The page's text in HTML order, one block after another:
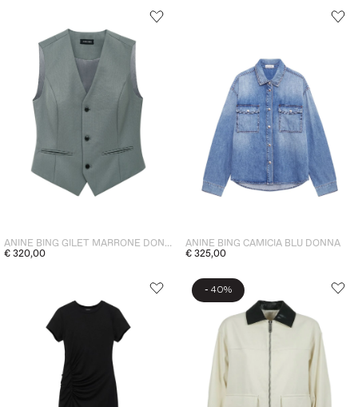
ANINE BING GILET MARRONE DONNA
€ 320,00
ANINE BING CAMICIA BLU DONNA
€ 325,00
- 40%